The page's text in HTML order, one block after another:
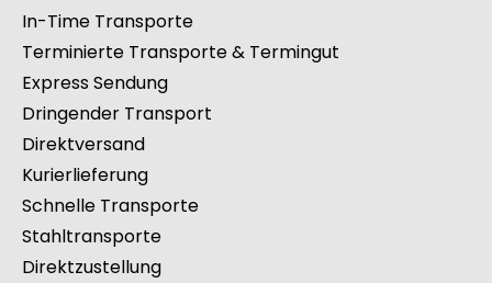
In-Time Transporte
Terminierte Transporte & Termingut
Express Sendung
Dringender Transport
Direktversand
Kurierlieferung
Schnelle Transporte
Stahltransporte
Direktzustellung